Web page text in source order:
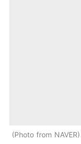
Photo from NAVER